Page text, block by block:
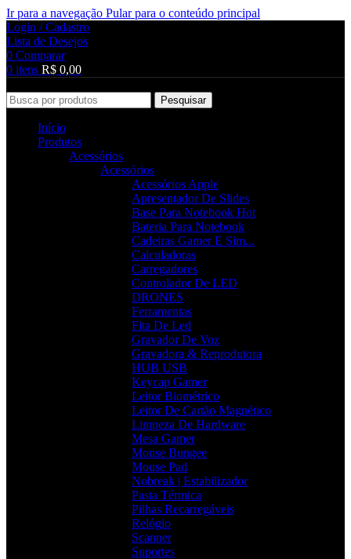
Ir para a navegação Pular para o conteúdo principal
Login / Cadastro
Lista de Desejos
0 Comparar
0 itens R$ 0,00
Pesquisar
Início
Produtos
Acessórios
Acessórios
Acessórios Apple
Apresentador De Slides
Base Para Notebook Hot
Bateria Para Notebook
Cadeiras Gamer E Sim...
Calculadoras
Carregadores
Controlador De LED
DRONES
Ferramentas
Fita De Led
Gravador De Voz
Gravadora & Reprodutora
HUB USB
Keycap Gamer
Leitor Biométrico
Leitor De Cartão Magnético
Limpeza De Hardware
Mesa Gamer
Mouse Bungee
Mouse Pad
Nobreak | Estabilizador
Pasta Térmica
Pilhas Recarregáveis
Relógio
Scanner
Suportes